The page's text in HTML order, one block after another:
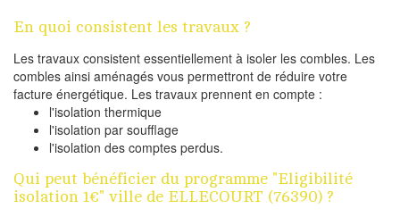
En quoi consistent les travaux ?
Les travaux consistent essentiellement à isoler les combles. Les
combles ainsi aménagés vous permettront de réduire votre
facture énergétique. Les travaux prennent en compte :
l'isolation thermique
l'isolation par soufflage
l'isolation des comptes perdus.
Qui peut bénéficier du programme "Eligibilité
isolation 1€" ville de ELLECOURT (76390) ?